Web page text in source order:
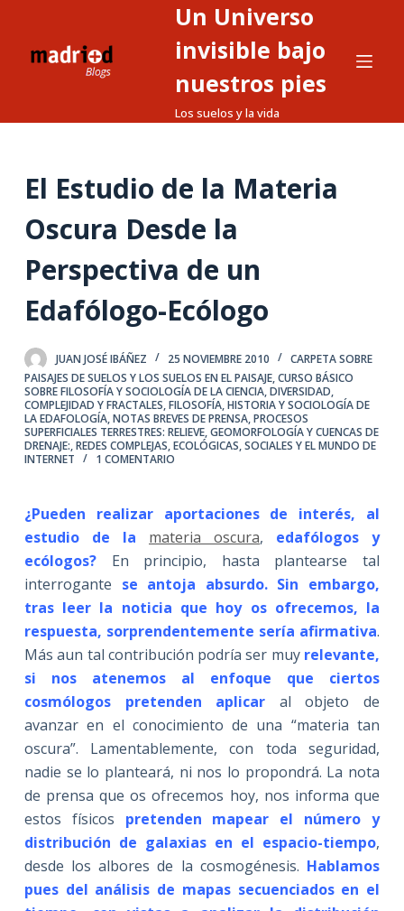
o
d
o
Un Universo
invisible bajo
nuestros pies
Los suelos y la vida
El Estudio de la Materia
Oscura Desde la
Perspectiva de un
Edafólogo-Ecólogo
JUAN JOSÉ IBÁÑEZ 25 NOVIEMBRE 2010
CARPETA SOBRE
PAISAJES DE SUELOS Y LOS SUELOS EN EL PAISAJE,CURSO BÁSICO
SOBRE FILOSOFÍA Y SOCIOLOGÍA DE LA CIENCIA,DIVERSIDAD,
COMPLEJIDAD Y FRACTALES,FILOSOFÍA, HISTORIA Y SOCIOLOGÍA DE
LA EDAFOLOGÍA,NOTAS BREVES DE PRENSA,PROCESOS
SUPERFICIALES TERRESTRES: RELIEVE, GEOMORFOLOGÍA Y CUENCAS DE
DRENAJE:,REDES COMPLEJAS, ECOLÓGICAS, SOCIALES Y EL MUNDO DE
INTERNET
1 COMENTARIO
¿Pueden realizar aportaciones de interés, al
estudio de la
materia oscura,
edafólogos y
ecólogos?En principio, hasta plantearse tal
interrogante se antoja absurdo. Sin embargo,
tras leer la noticia que hoy os ofrecemos, la
respuesta, sorprendentemente sería afirmativa.
Más aun tal contribución podría ser muy relevante,
si nos atenemos al enfoque que ciertos
cosmólogos pretenden aplicar al objeto de
avanzar en el conocimiento de una “materia tan
oscura”. Lamentablemente, con toda seguridad,
nadie se lo planteará, ni nos lo propondrá. La nota
de prensa que os ofrecemos hoy, nos informa que
estos físicos pretenden mapear el número y
distribución de galaxias en el espacio-tiempo,
desde los albores de la cosmogénesis. Hablamos
pues del análisis de mapas secuenciados en el